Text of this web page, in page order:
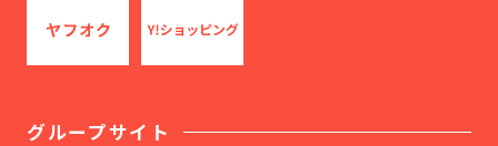
グループサイト